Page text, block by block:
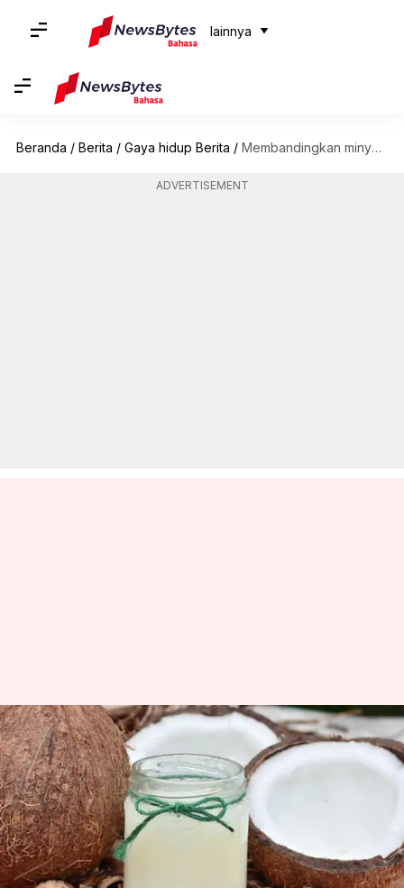
lainnya
Beranda / Berita / Gaya hidup Berita / Membandingkan minyak kelapa dan santan kelapa untuk perawatan rambut
ADVERTISEMENT
Membandingkan minyak
kelapa dan santan kelapa
untuk perawatan rambut
menulis Bob Feb 12, 2024 11:51 am
Apa ceritanya